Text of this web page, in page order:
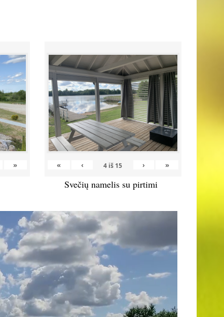
» « ‹ 4 iš 15 › »
Svečių namelis su pirtimi